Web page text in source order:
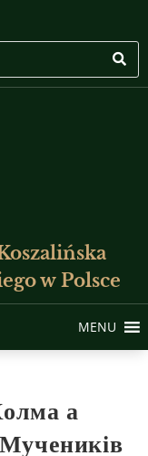
w Polsce
MENU
а